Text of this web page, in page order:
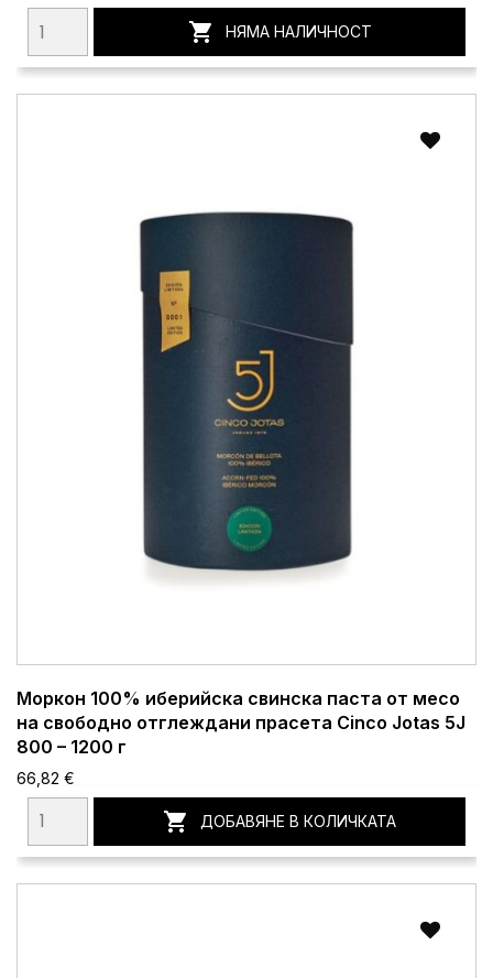
 НЯМА НАЛИЧНОСТ
Моркон 100% иберийска свинска паста от месо
на свободно отглеждани прасета Cinco Jotas 5J
800 – 1200 г
66,82 €
 ДОБАВЯНЕ В КОЛИЧКАТА